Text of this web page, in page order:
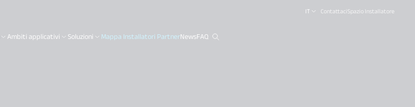
IT ContattaciSpazio Installatore
Ambiti applicativi Soluzioni Mappa Installatori PartnerNewsFAQ